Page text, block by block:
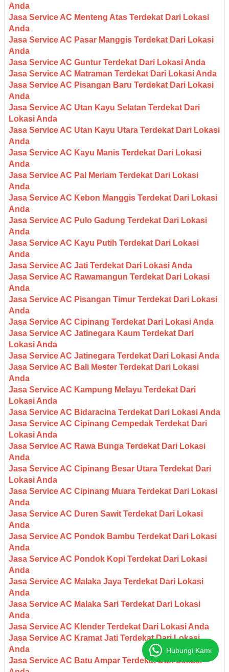
Anda
Jasa Service AC Menteng Atas Terdekat Dari Lokasi
Anda
Jasa Service AC Pasar Manggis Terdekat Dari Lokasi
Anda
Jasa Service AC Guntur Terdekat Dari Lokasi Anda
Jasa Service AC Matraman Terdekat Dari Lokasi Anda
Jasa Service AC Pisangan Baru Terdekat Dari Lokasi
Anda
Jasa Service AC Utan Kayu Selatan Terdekat Dari
Lokasi Anda
Jasa Service AC Utan Kayu Utara Terdekat Dari Lokasi
Anda
Jasa Service AC Kayu Manis Terdekat Dari Lokasi
Anda
Jasa Service AC Pal Meriam Terdekat Dari Lokasi
Anda
Jasa Service AC Kebon Manggis Terdekat Dari Lokasi
Anda
Jasa Service AC Pulo Gadung Terdekat Dari Lokasi
Anda
Jasa Service AC Kayu Putih Terdekat Dari Lokasi
Anda
Jasa Service AC Jati Terdekat Dari Lokasi Anda
Jasa Service AC Rawamangun Terdekat Dari Lokasi
Anda
Jasa Service AC Pisangan Timur Terdekat Dari Lokasi
Anda
Jasa Service AC Cipinang Terdekat Dari Lokasi Anda
Jasa Service AC Jatinegara Kaum Terdekat Dari
Lokasi Anda
Jasa Service AC Jatinegara Terdekat Dari Lokasi Anda
Jasa Service AC Bali Mester Terdekat Dari Lokasi
Anda
Jasa Service AC Kampung Melayu Terdekat Dari
Lokasi Anda
Jasa Service AC Bidaracina Terdekat Dari Lokasi Anda
Jasa Service AC Cipinang Cempedak Terdekat Dari
Lokasi Anda
Jasa Service AC Rawa Bunga Terdekat Dari Lokasi
Anda
Jasa Service AC Cipinang Besar Utara Terdekat Dari
Lokasi Anda
Jasa Service AC Cipinang Muara Terdekat Dari Lokasi
Anda
Jasa Service AC Duren Sawit Terdekat Dari Lokasi
Anda
Jasa Service AC Pondok Bambu Terdekat Dari Lokasi
Anda
Jasa Service AC Pondok Kopi Terdekat Dari Lokasi
Anda
Jasa Service AC Malaka Jaya Terdekat Dari Lokasi
Anda
Jasa Service AC Malaka Sari Terdekat Dari Lokasi
Anda
Jasa Service AC Klender Terdekat Dari Lokasi Anda
Jasa Service AC Kramat Jati Terdekat Dari Lokasi
Anda
Jasa Service AC Batu Ampar Terdekat Dari Lokasi
Hubungi Kami